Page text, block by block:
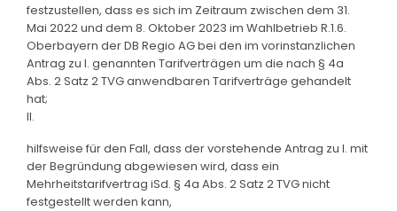
festzustellen, dass es sich im Zeitraum zwischen dem 31.
Mai 2022 und dem 8. Oktober 2023 im Wahlbetrieb R.1.6.
Oberbayern der DB Regio AG bei den im vorinstanzlichen
Antrag zu I. genannten Tarifverträgen um die nach § 4a
Abs. 2 Satz 2 TVG anwendbaren Tarifverträge gehandelt
hat;
II.
hilfsweise für den Fall, dass der vorstehende Antrag zu I. mit
der Begründung abgewiesen wird, dass ein
Mehrheitstarifvertrag iSd. § 4a Abs. 2 Satz 2 TVG nicht
festgestellt werden kann,